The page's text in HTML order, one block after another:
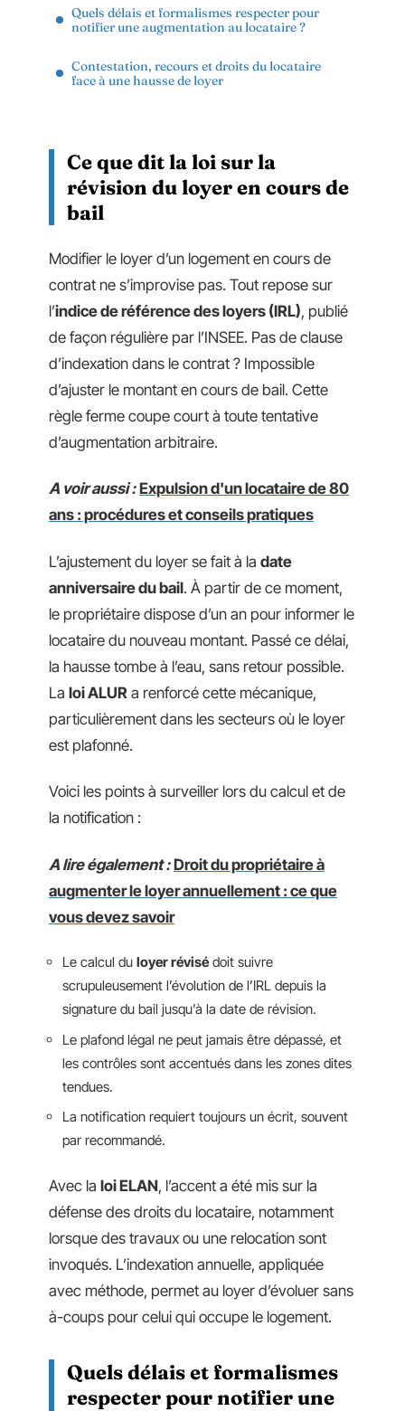
Quels délais et formalismes respecter pour
notifier une augmentation au locataire ?
Contestation, recours et droits du locataire
face à une hausse de loyer
Ce que dit la loi sur la
révision du loyer en cours de
bail
Modifier le loyer d’un logement en cours de
contrat ne s’improvise pas. Tout repose sur
l’indice de référence des loyers (IRL), publié
de façon régulière par l’INSEE. Pas de clause
d’indexation dans le contrat ? Impossible
d’ajuster le montant en cours de bail. Cette
règle ferme coupe court à toute tentative
d’augmentation arbitraire.
A voir aussi : Expulsion d'un locataire de 80
ans : procédures et conseils pratiques
L’ajustement du loyer se fait à la date
anniversaire du bail. À partir de ce moment,
le propriétaire dispose d’un an pour informer le
locataire du nouveau montant. Passé ce délai,
la hausse tombe à l’eau, sans retour possible.
La loi ALUR a renforcé cette mécanique,
particulièrement dans les secteurs où le loyer
est plafonné.
Voici les points à surveiller lors du calcul et de
la notification :
A lire également : Droit du propriétaire à
augmenter le loyer annuellement : ce que
vous devez savoir
Le calcul du loyer révisé doit suivre
scrupuleusement l’évolution de l’IRL depuis la
signature du bail jusqu’à la date de révision.
Le plafond légal ne peut jamais être dépassé, et
les contrôles sont accentués dans les zones dites
tendues.
La notification requiert toujours un écrit, souvent
par recommandé.
Avec la loi ELAN, l’accent a été mis sur la
défense des droits du locataire, notamment
lorsque des travaux ou une relocation sont
invoqués. L’indexation annuelle, appliquée
avec méthode, permet au loyer d’évoluer sans
à-coups pour celui qui occupe le logement.
Quels délais et formalismes
respecter pour notifier une